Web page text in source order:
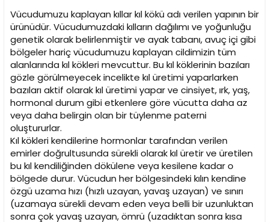
Vücudumuzu kaplayan kıllar kıl kökü adı verilen yapının bir
ürünüdür. Vücudumuzdaki kılların dağılımı ve yoğunluğu
genetik olarak belirlenmiştir ve ayak tabanı, avuç içi gibi
bölgeler hariç vücudumuzu kaplayan cildimizin tüm
alanlarında kıl kökleri mevcuttur. Bu kıl köklerinin bazıları
gözle görülmeyecek incelikte kıl üretimi yaparlarken
bazıları aktif olarak kıl üretimi yapar ve cinsiyet, ırk, yaş,
hormonal durum gibi etkenlere göre vücutta daha az
veya daha belirgin olan bir tüylenme paterni
oluştururlar.
Kıl kökleri kendilerine hormonlar tarafından verilen
emirler doğrultusunda sürekli olarak kıl üretir ve üretilen
bu kıl kendiliğinden dökülene veya kesilene kadar o
bölgede durur. Vücudun her bölgesindeki kılın kendine
özgü uzama hızı (hızlı uzayan, yavaş uzayan) ve sınırı
(uzamaya sürekli devam eden veya belli bir uzunluktan
sonra çok yavaş uzayan, ömrü (uzadıktan sonra kısa